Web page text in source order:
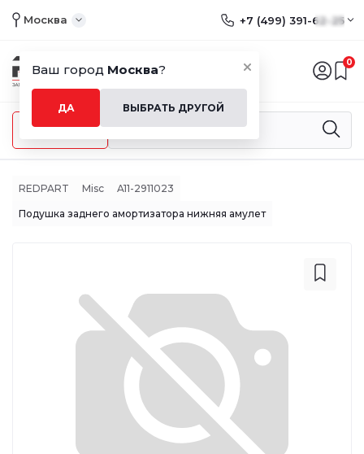
Ваш город Москва?
ДА ВЫБРАТЬ ДРУГОЙ
Москва +7 (499) 391-62-25
0
Меню
REDPART Misc A11-2911023
Подушка заднего амортизатора нижняя амулет